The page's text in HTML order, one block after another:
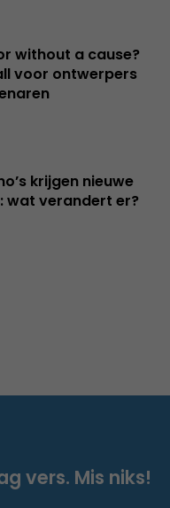
without a cause?
voor ontwerpers
krijgen nieuwe
wat verandert er?
vers. Mis niks!